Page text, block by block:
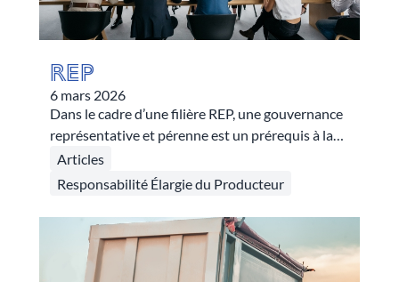
REP
6 mars 2026
Dans le cadre d’une filière REP, une gouvernance
représentative et pérenne est un prérequis à la
capacité à décider, arbitrer et faire avancer
collectivement des acteurs aux profils différents.
instances bien définies, une ouverture maîtrisée
et une logique de co-construction. À la clé, un
cadre d’action robuste pour plus de performance
Articles
Responsabilité Élargie du Producteur